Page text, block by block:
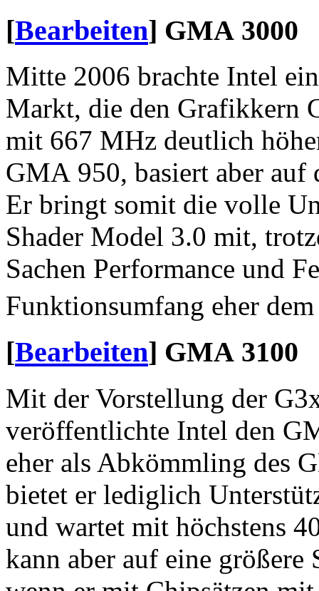
[Bearbeiten] GMA 3000
Mitte 2006 brachte Intel
Markt, die den Grafikkern
mit 667 MHz deutlich
GMA 950, basiert aber
Er bringt somit die volle
Shader Model 3.0 mit,
Sachen Performance und
Funktionsumfang eher
[Bearbeiten] GMA 3100
Mit der Vorstellung der
veröffentlichte Intel den
eher als Abkömmling des
bietet er lediglich
und wartet mit höchstens
kann aber auf eine